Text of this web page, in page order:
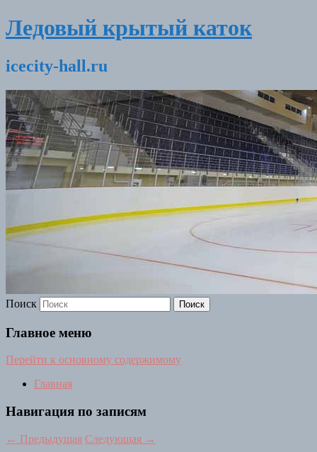
Ледовый крытый каток
icecity-hall.ru
Поиск
Главное меню
Перейти к основному содержимому
Главная
Навигация по записям
← Предыдущая Следующая →